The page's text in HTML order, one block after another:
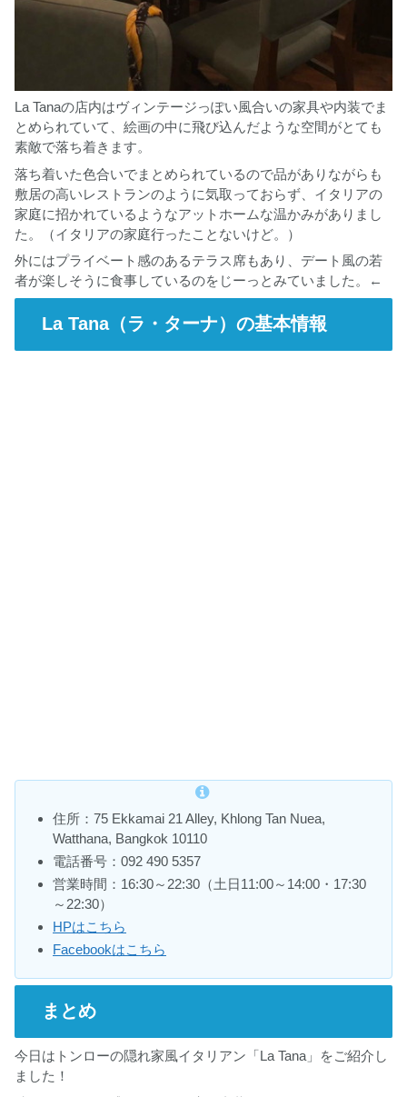
La Tanaの店内はヴィンテージっぽい風合いの家具や内装でま
とめられていて、絵画の中に飛び込んだような空間がとても
素敵で落ち着きます。
落ち着いた色合いでまとめられているので品がありながらも
敷居の高いレストランのように気取っておらず、イタリアの
家庭に招かれているようなアットホームな温かみがありまし
た。（イタリアの家庭行ったことないけど。）
外にはプライベート感のあるテラス席もあり、デート風の若
者が楽しそうに食事しているのをじーっとみていました。←
La Tana（ラ・ターナ）の基本情報
住所：75 Ekkamai 21 Alley, Khlong Tan Nuea,
Watthana, Bangkok 10110
電話番号：092 490 5357
営業時間：16:30～22:30（土日11:00～14:00・17:30
～22:30）
HPはこちら
Facebookはこちら
まとめ
今日はトンローの隠れ家風イタリアン「La Tana」をご紹介し
ました！